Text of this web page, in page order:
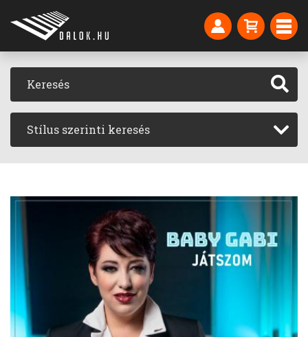
Stílus szerinti keresés